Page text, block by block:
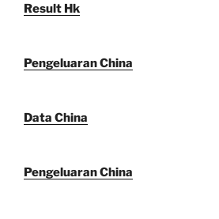
Result Hk
Pengeluaran China
Data China
Pengeluaran China